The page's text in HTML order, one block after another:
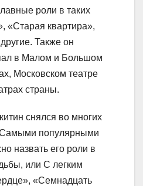
роли в таких
«Старая квартира»,
Также он
в Малом и Большом
Московском театре
страны.
снялся во многих
популярными
назвать его роли в
или С легким
«Семнадцать